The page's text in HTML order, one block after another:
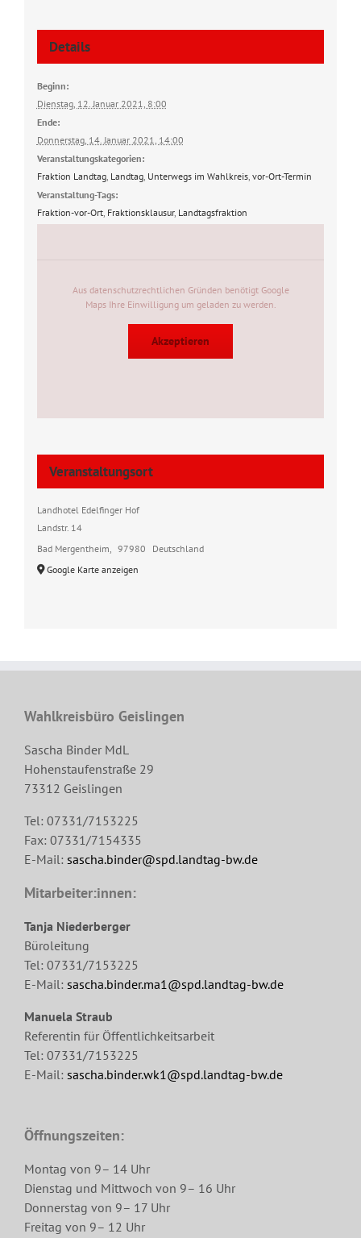
Details
Beginn:
Dienstag, 12. Januar 2021, 8:00
Ende:
Donnerstag, 14. Januar 2021, 14:00
Veranstaltungskategorien:
Fraktion Landtag, Landtag, Unterwegs im Wahlkreis, vor-Ort-Termin
Veranstaltung-Tags:
Fraktion-vor-Ort, Fraktionsklausur, Landtagsfraktion
Veranstaltungsort
Landhotel Edelfinger Hof
Landstr. 14
Bad Mergentheim
97980
Deutschland
Google Karte anzeigen
Aus datenschutzrechtlichen Gründen benötigt Google
Maps Ihre Einwilligung um geladen zu werden.
Akzeptieren
Wahlkreisbüro Geislingen
Sascha Binder MdL
Hohenstaufenstraße 29
73312 Geislingen
Tel: 07331/7153225
Fax: 07331/7154335
E-Mail: sascha.binder@spd.landtag-bw.de
Mitarbeiter:innen:
Tanja Niederberger
Büroleitung
Tel: 07331/7153225
E-Mail: sascha.binder.ma1@spd.landtag-bw.de
Manuela Straub
Referentin für Öffentlichkeitsarbeit
Tel: 07331/7153225
E-Mail: sascha.binder.wk1@spd.landtag-bw.de
Öffnungszeiten:
Montag von 9– 14 Uhr
Dienstag und Mittwoch von 9– 16 Uhr
Donnerstag von 9– 17 Uhr
Freitag von 9– 12 Uhr